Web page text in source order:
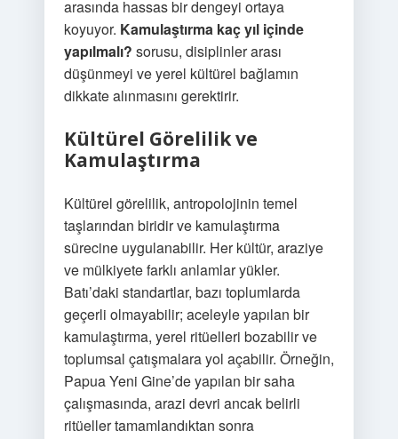
arasında hassas bir dengeyi ortaya
koyuyor. Kamulaştırma kaç yıl içinde
yapılmalı? sorusu, disiplinler arası
düşünmeyi ve yerel kültürel bağlamın
dikkate alınmasını gerektirir.
Kültürel Görelilik ve
Kamulaştırma
Kültürel görelilik, antropolojinin temel
taşlarından biridir ve kamulaştırma
sürecine uygulanabilir. Her kültür, araziye
ve mülkiyete farklı anlamlar yükler.
Batı’daki standartlar, bazı toplumlarda
geçerli olmayabilir; aceleyle yapılan bir
kamulaştırma, yerel ritüelleri bozabilir ve
toplumsal çatışmalara yol açabilir. Örneğin,
Papua Yeni Gine’de yapılan bir saha
çalışmasında, arazi devri ancak belirli
ritüeller tamamlandıktan sonra